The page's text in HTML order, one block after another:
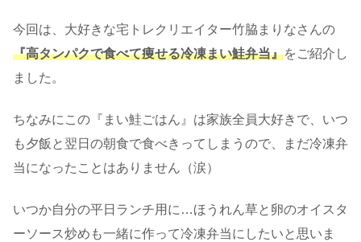
今回は、大好きな宅トレクリエイター竹脇まりなさんの
『高タンパクで食べて痩せる冷凍まい鮭弁当』をご紹介し
ました。
ちなみにこの『まい鮭ごはん』は家族全員大好きで、いつ
も夕飯と翌日の朝食で食べきってしまうので、まだ冷凍弁
当になったことはありません（涙）
いつか自分の平日ランチ用に…ほうれん草と卵のオイスタ
ーソース炒めも一緒に作って冷凍弁当にしたいと思いま